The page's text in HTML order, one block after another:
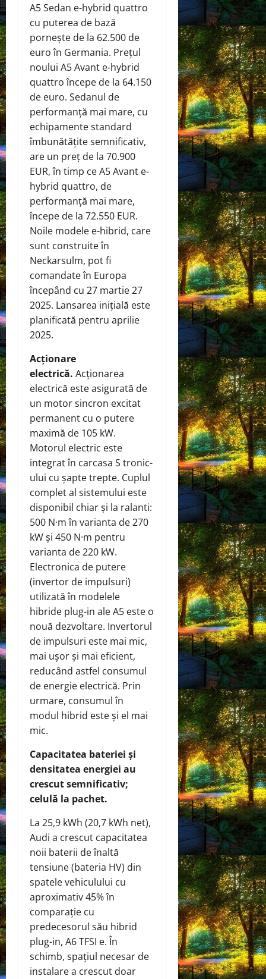
A5 Sedan e-hybrid quattro
cu puterea de bază
pornește de la 62.500 de
euro în Germania. Prețul
noului A5 Avant e-hybrid
quattro începe de la 64.150
de euro. Sedanul de
performanță mai mare, cu
echipamente standard
îmbunătățite semnificativ,
are un preț de la 70.900
EUR, în timp ce A5 Avant e-
hybrid quattro, de
performanță mai mare,
începe de la 72.550 EUR.
Noile modele e-hibrid, care
sunt construite în
Neckarsulm, pot fi
comandate în Europa
începând cu 27 martie 27
2025. Lansarea inițială este
planificată pentru aprilie
2025.
Acționare
electrică. Acționarea
electrică este asigurată de
un motor sincron excitat
permanent cu o putere
maximă de 105 kW.
Motorul electric este
integrat în carcasa S tronic-
ului cu șapte trepte. Cuplul
complet al sistemului este
disponibil chiar și la ralanti:
500 N·m în varianta de 270
kW și 450 N·m pentru
varianta de 220 kW.
Electronica de putere
(invertor de impulsuri)
utilizată în modelele
hibride plug-in ale A5 este o
nouă dezvoltare. Invertorul
de impulsuri este mai mic,
mai ușor și mai eficient,
reducând astfel consumul
de energie electrică. Prin
urmare, consumul în
modul hibrid este și el mai
mic.
Capacitatea bateriei și
densitatea energiei au
crescut semnificativ;
celulă la pachet.
La 25,9 kWh (20,7 kWh net),
Audi a crescut capacitatea
noii baterii de înaltă
tensiune (bateria HV) din
spatele vehiculului cu
aproximativ 45% în
comparație cu
predecesorul său hibrid
plug-in, A6 TFSI e. În
schimb, spațiul necesar de
instalare a crescut doar